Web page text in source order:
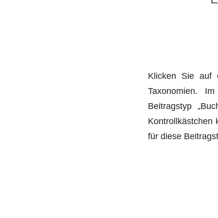
Klicken Sie auf
Taxonomien.
Beitragstyp
Kontrollkästchen
für diese